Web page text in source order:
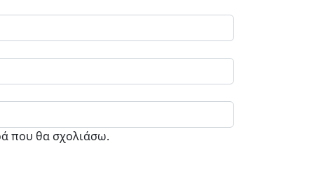
που θα σχολιάσω.